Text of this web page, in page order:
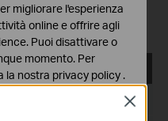
Close
migliorare l'esperienza
online e offrire agli
Puoi disattivare o
momento. Per
la nostra privacy policy .